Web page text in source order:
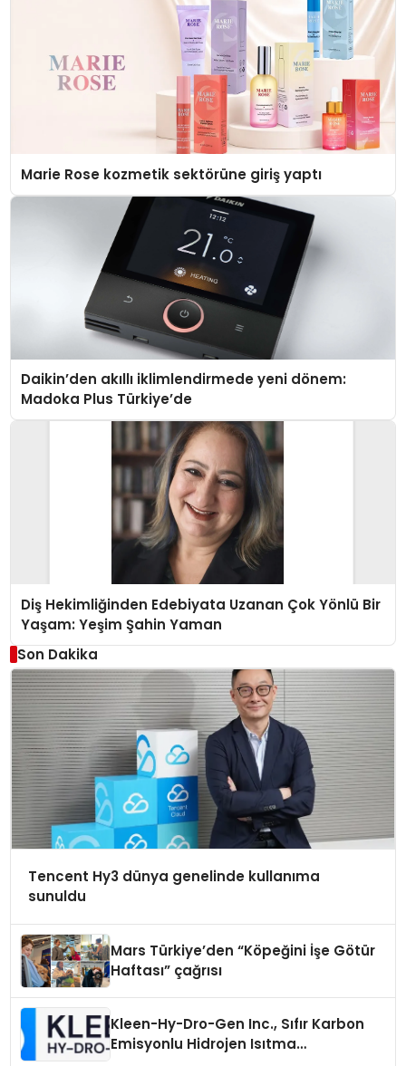
Marie Rose kozmetik sektörüne giriş yaptı
Daikin’den akıllı iklimlendirmede yeni dönem:
Madoka Plus Türkiye’de
Diş Hekimliğinden Edebiyata Uzanan Çok Yönlü Bir
Yaşam: Yeşim Şahin Yaman
Son Dakika
Tencent Hy3 dünya genelinde kullanıma
sunuldu
Mars Türkiye’den “Köpeğini İşe Götür
Haftası” çağrısı
Kleen-Hy-Dro-Gen Inc., Sıfır Karbon
Emisyonlu Hidrojen Isıtma